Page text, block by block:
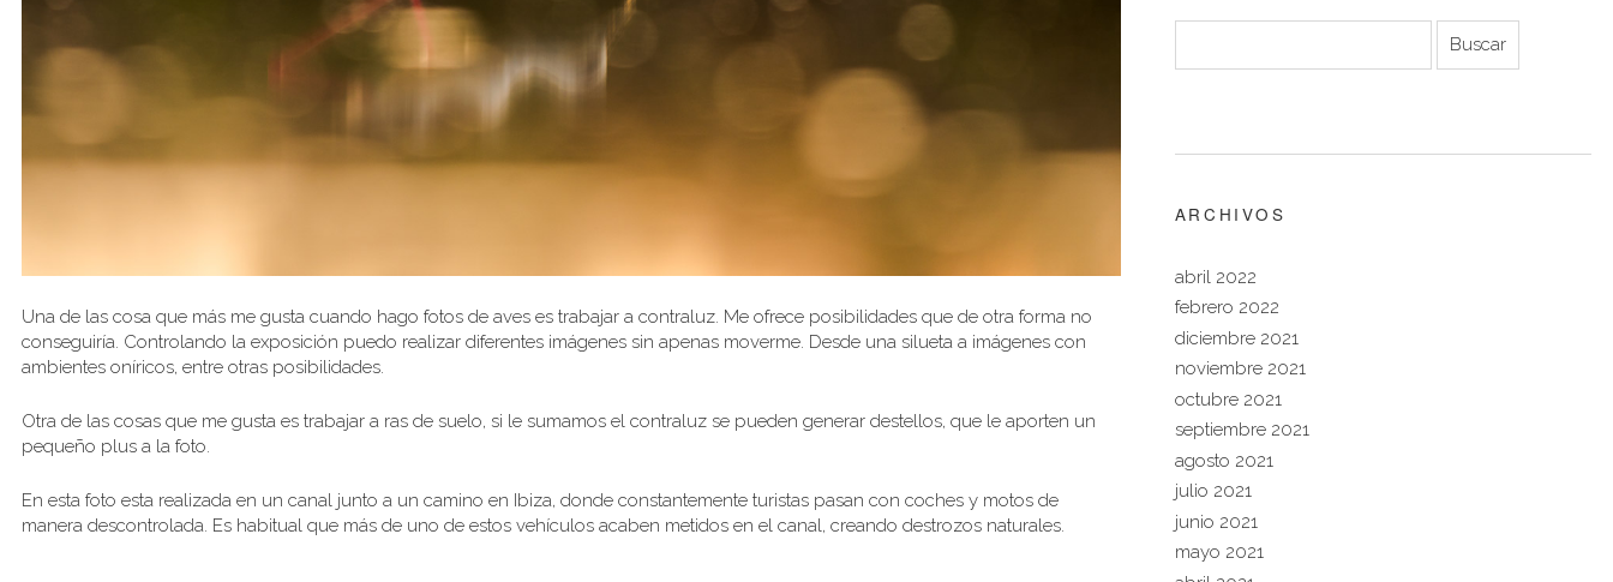
Una de las cosa que más me gusta cuando hago fotos de aves es trabajar a contraluz. Me ofrece posibilidades que de otra forma no
conseguiría. Controlando la exposición puedo realizar diferentes imágenes sin apenas moverme. Desde una silueta a imágenes con
ambientes oníricos, entre otras posibilidades.
Otra de las cosas que me gusta es trabajar a ras de suelo, si le sumamos el contraluz se pueden generar destellos, que le aporten un
pequeño plus a la foto.
En esta foto esta realizada en un canal junto a un camino en Ibiza, donde constantemente turistas pasan con coches y motos de
manera descontrolada. Es habitual que más de uno de estos vehículos acaben metidos en el canal, creando destrozos naturales.
ARCHIVOS
abril 2022
febrero 2022
diciembre 2021
noviembre 2021
octubre 2021
septiembre 2021
agosto 2021
julio 2021
junio 2021
mayo 2021